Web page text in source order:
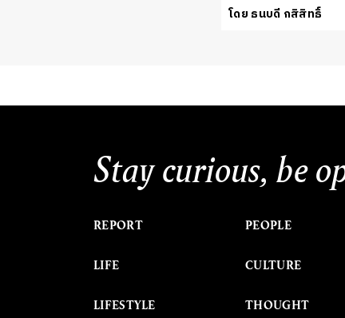
โดย ธนบดี กสิสิทธิ์
Stay curious, be
REPORT
LIFE
LIFESTYLE
PEOPLE
CULTURE
THOUGHT